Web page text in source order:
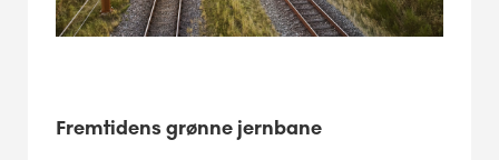
Fremtidens grønne jernbane